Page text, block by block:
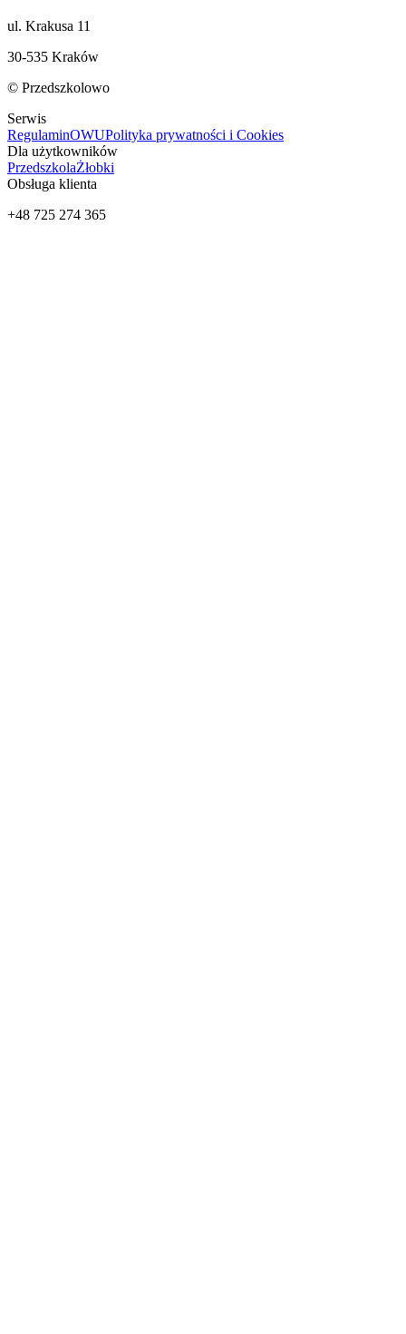
ul. Krakusa 11
30-535 Kraków
© Przedszkolowo
Serwis
RegulaminOWUPolityka prywatności i Cookies
Dla użytkowników
PrzedszkolaŻłobki
Obsługa klienta
+48 725 274 365